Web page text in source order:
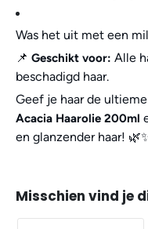
Was het uit met een
📌 Geschikt voor: Alle
beschadigd haar.
Geef je haar de
Acacia Haarolie 200ml
en glanzender haar!
Misschien vind je